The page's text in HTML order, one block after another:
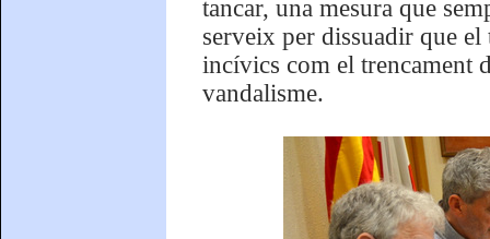
tancar, una mesura que
serveix per dissuadir que
incívics com el trencament
vandalisme.